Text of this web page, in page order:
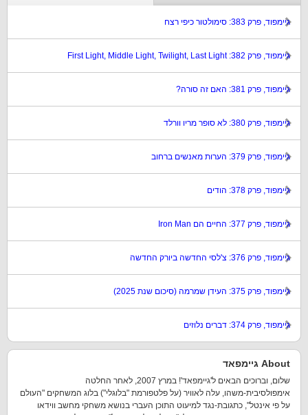
גיימפוד, פרק 383: סימולטור כיפי רצח
גיימפוד, פרק 382: First Light, Middle Light, Twilight, Last Light
גיימפוד, פרק 381: האם זה סורה?
גיימפוד, פרק 380: לא סופר מריו וורלד
גיימפוד, פרק 379: הערות מאנשים ברחוב
גיימפוד, פרק 378: הודים
גיימפוד, פרק 377: החיים הם Iron Man
גיימפוד, פרק 376: צ'לסי החדשה ביורק החדשה
גיימפוד, פרק 375: העידן שמרמה (סיכום שנת 2025)
גיימפוד, פרק 374: דברים נלוזים
About גיימפאד
שלום, וברוכים הבאים ל'גיימפאד'! במרץ 2007, לאחר החלטה
אימפולסיבית-משהו, עלה לאוויר (על פלטפורמת "בלוגלי") בלוג המשחקים "העולם
על פי אינטל", כתגובת-נגד למיעוט התוכן העברי בנושא משחקי מחשב ווידאו